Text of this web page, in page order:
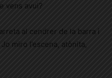
vens avui?
al cendrer de la barra i
miro l’escena, atònita,